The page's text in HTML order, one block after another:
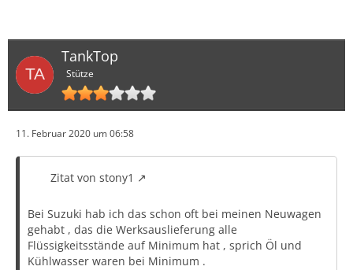
TankTop
Stütze
11. Februar 2020 um 06:58
Zitat von stony1
Bei Suzuki hab ich das schon oft bei meinen Neuwagen
gehabt , das die Werksauslieferung alle
Flüssigkeitsstände auf Minimum hat , sprich Öl und
Kühlwasser waren bei Minimum .